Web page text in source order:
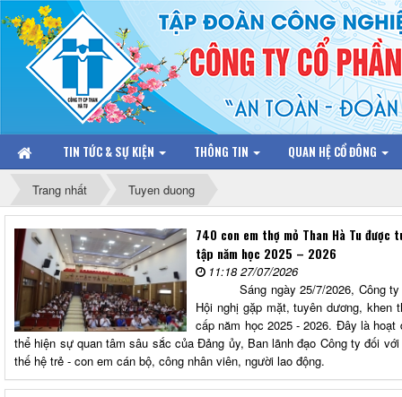
TIN TỨC & SỰ KIỆN THÔNG TIN QUAN HỆ CỔ ĐÔNG
Trang nhất Tuyen duong
740 con em thợ mỏ Than Hà Tu
tập năm học 2025 – 2026
11:18 27/07/2026
Sáng ngày 25/7/2026, Công ty
Hội nghị gặp mặt, tuyên dương,
cấp năm học 2025 - 2026. Đây là
thể hiện sự quan tâm sâu sắc của Đảng ủy, Ban lãnh đạo Công ty đối
thế hệ trẻ - con em cán bộ, công nhân viên, người lao động.